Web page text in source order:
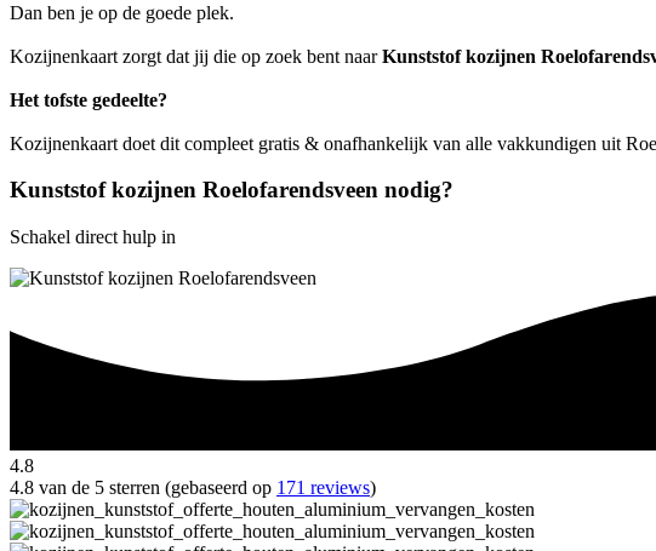
Dan ben je op de goede plek.
Kozijnenkaart zorgt dat jij die op zoek bent naarKunststof kozijnen
Het tofste gedeelte?
Kozijnenkaart doet dit compleet gratis & onafhankelijk van alle vakkundigen uit
Kunststof kozijnen Roelofarendsveen nodig?
Schakel direct hulp in
4.8
4.8 van de 5 sterren (gebaseerd op 171 reviews)